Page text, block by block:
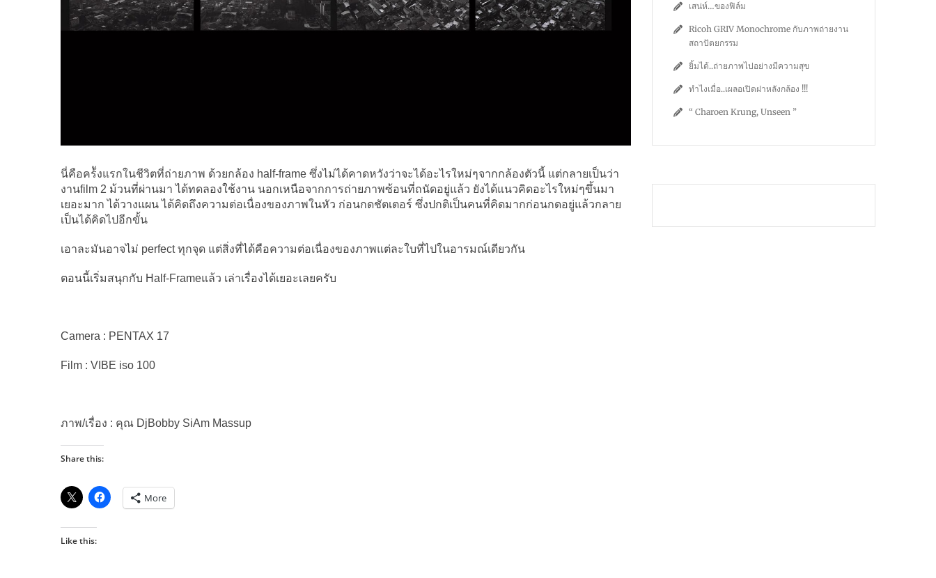
นี่คือคร้ังแรกในชีวิตที่ถ่ายภาพ ด้วยกล้อง half-frame ซึ่งไม่ได้คาดหวังว่าจะได้อะไรใหม่ๆจากกล้องตัวนี้ แต่กลายเป็นว่า
งานfilm 2 ม้วนที่ผ่านมา ได้ทดลองใช้งาน นอกเหนือจากการถ่ายภาพซ้อนที่ถนัดอยู่แล้ว ยังได้แนวคิดอะไรใหม่ๆขึ้นมา
เยอะมาก ได้วางแผน ได้คิดถึงความต่อเนื่องของภาพในหัว ก่อนกดชัตเตอร์ ซึ่งปกติเป็นคนที่คิดมากก่อนกดอยู่แล้วกลาย
เป็นได้คิดไปอีกขั้น
เอาละมันอาจไม่ perfect ทุกจุด แต่สิ่งที่ได้คือความต่อเนื่องของภาพแต่ละใบที่ไปในอารมณ์เดียวกัน
ตอนนี้เริ่มสนุกกับ Half-Frameแล้ว เล่าเรื่องได้เยอะเลยครับ
Camera : PENTAX 17
Film : VIBE iso 100
ภาพ/เรื่อง : คุณ DjBobby SiAm Massup
Share this:
More
Like this:
เสน่ห์…ของฟิล์ม
Ricoh GRIV Monochrome กับภาพถ่ายงาน
สถาปัตยกรรม
ยิ้มได้..ถ่ายภาพไปอย่างมีความสุข
ทำไงเมื่อ..เผลอเปิดฝาหลังกล้อง !!!
“ Charoen Krung, Unseen ”